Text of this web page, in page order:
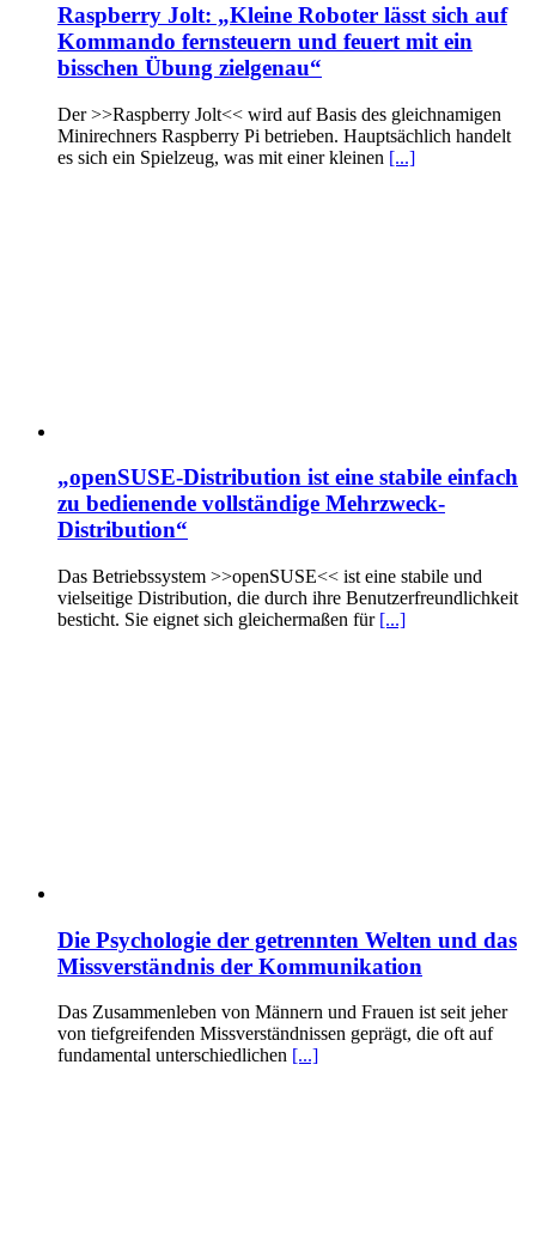
Raspberry Jolt: „Kleine Roboter lässt sich auf
Kommando fernsteuern und feuert mit ein
bisschen Übung zielgenau“
Der >>Raspberry Jolt<< wird auf Basis des gleichnamigen
Minirechners Raspberry Pi betrieben. Hauptsächlich handelt
es sich ein Spielzeug, was mit einer kleinen [...]
„openSUSE-Distribution ist eine stabile einfach
zu bedienende vollständige Mehrzweck-
Distribution“
Das Betriebssystem >>openSUSE<< ist eine stabile und
vielseitige Distribution, die durch ihre Benutzerfreundlichkeit
besticht. Sie eignet sich gleichermaßen für [...]
Die Psychologie der getrennten Welten und das
Missverständnis der Kommunikation
Das Zusammenleben von Männern und Frauen ist seit jeher
von tiefgreifenden Missverständnissen geprägt, die oft auf
fundamental unterschiedlichen [...]